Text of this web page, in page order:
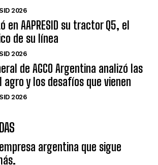
2026
AAPRESID su tractor Q5, el
de su línea
2026
de AGCO Argentina analizó las
agro y los desafíos que vienen
2026
argentina que sigue